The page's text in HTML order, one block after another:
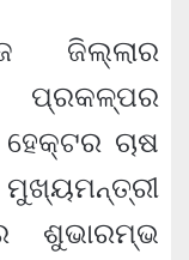
ଜିଲ୍ଲାର
ପ୍ରକଳ୍ପର
ଚାଷ
ଶୁଭାରମ୍ଭ